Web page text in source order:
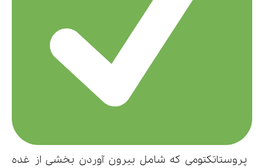
پروستاتکتومی که شامل بیرون آوردن بخشی از غده